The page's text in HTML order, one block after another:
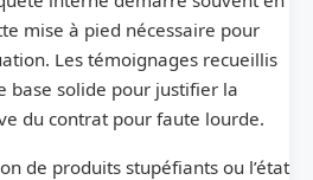
mise à pied nécessaire pour
Les témoignages recueillis
base solide pour justifier la
du contrat pour faute lourde.
de produits stupéfiants ou l’état